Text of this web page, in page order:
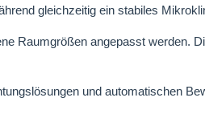
gleichzeitig ein stabiles
Raumgrößen angepasst werden.
und automatischen